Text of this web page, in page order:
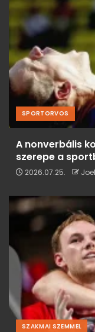
SPORTORVOS
A nonverbális
szerepe a
2026.07.25.
SZAKMAI SZEMMEL